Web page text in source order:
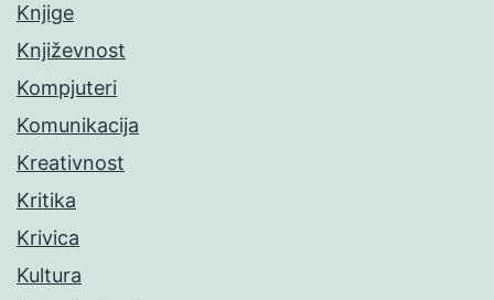
Knjige
Književnost
Kompjuteri
Komunikacija
Kreativnost
Kritika
Krivica
Kultura